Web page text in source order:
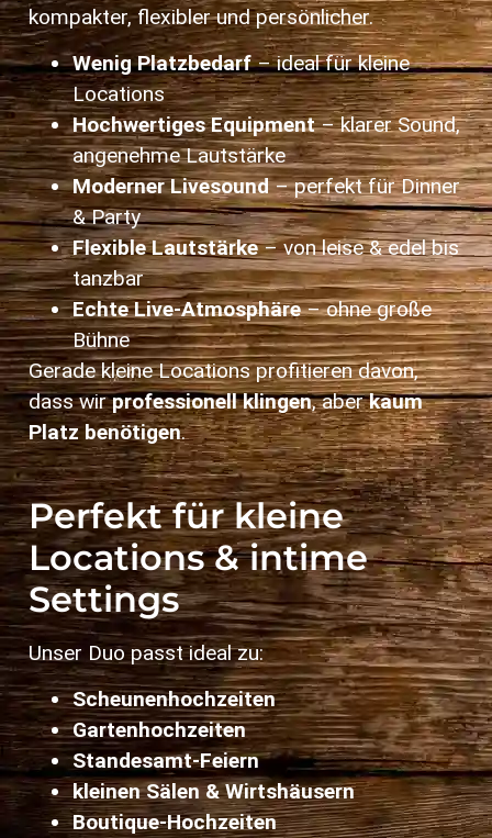
kompakter, flexibler und persönlicher.
Wenig Platzbedarf– ideal für kleine
Locations
Hochwertiges Equipment– klarer Sound,
angenehme Lautstärke
Moderner Livesound– perfekt für Dinner
& Party
Flexible Lautstärke– von leise & edel bis
tanzbar
Echte Live‑Atmosphäre– ohne große
Bühne
Gerade kleine Locations profitieren davon,
dass wirprofessionell klingen, aberkaum
Platz benötigen.
Perfekt für kleine
Locations & intime
Settings
Unser Duo passt ideal zu:
Scheunenhochzeiten
Gartenhochzeiten
Standesamt‑Feiern
kleinen Sälen & Wirtshäusern
Boutique‑Hochzeiten